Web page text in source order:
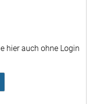
hier auch ohne Login